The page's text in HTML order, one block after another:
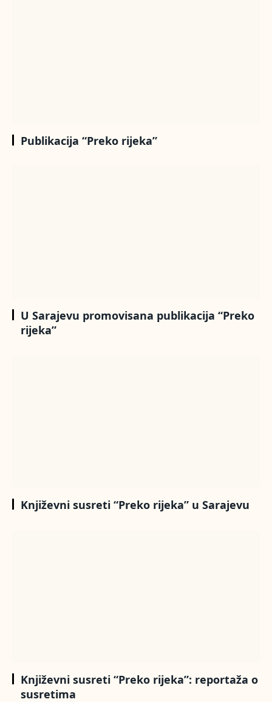
Publikacija “Preko rijeka”
U Sarajevu promovisana publikacija “Preko
rijeka”
Književni susreti “Preko rijeka” u Sarajevu
Književni susreti “Preko rijeka”: reportaža o
susretima